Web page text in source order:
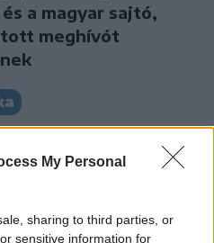
My Personal
sharing to third parties, or
sensitive information for
a magyar sajtó,
meghívót
tett
a romániai